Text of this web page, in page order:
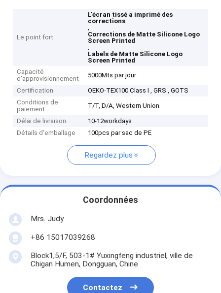
Le point fort
L'écran tissé a imprimé des
corrections
,
Corrections de Matte Silicone Logo
Screen Printed
,
Labels de Matte Silicone Logo
Screen Printed
Capacité
d'approvisionnement
5000Mts par jour
Certification
OEKO-TEX100 Class I , GRS , GOTS
Conditions de
paiement
T/T, D/A, Western Union
Délai de livraison
10-12workdays
Détails d'emballage
100pcs par sac de PE
Regardez plus
Coordonnées
Mrs. Judy
+86 15017039268
Block1,5/F, 503-1# Yuxingfeng industriel, ville de
Chigan Humen, Dongguan, Chine
Contactez